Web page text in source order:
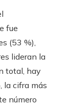
fue
(53 %),
lideran la
total, hay
la cifra más
número